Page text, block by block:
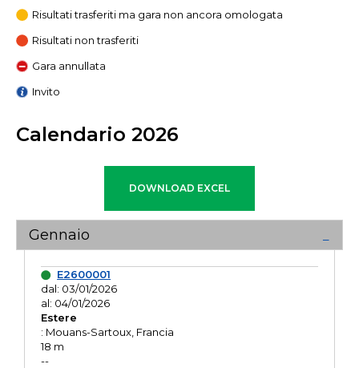
Risultati trasferiti ma gara non ancora omologata
Risultati non trasferiti
Gara annullata
Invito
Calendario 2026
Gennaio
E2600001
dal: 03/01/2026
al: 04/01/2026
Estere
: Mouans-Sartoux, Francia
18 m
--